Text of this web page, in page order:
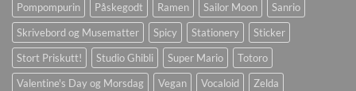
Pompompurin
Påskegodt Ramen Sailor Moon
Sanrio
Skrivebord og Musematter
Spicy Stationery
Sticker
Stort Priskutt!
Studio Ghibli Super Mario
Totoro
Valentine's Day og Morsdag
Vegan Vocaloid Zelda